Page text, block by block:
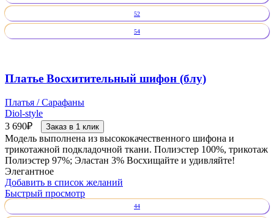
52
54
Платье Восхитительный шифон (блу)
Платья / Сарафаны
Diol-style
3 690₽ Заказ в 1 клик
Модель выполнена из высококачественного шифона и
трикотажной подкладочной ткани. Полиэстер 100%, трикотаж
Полиэстер 97%; Эластан 3% Восхищайте и удивляйте!
Элегантное
Добавить в список желаний
Быстрый просмотр
44